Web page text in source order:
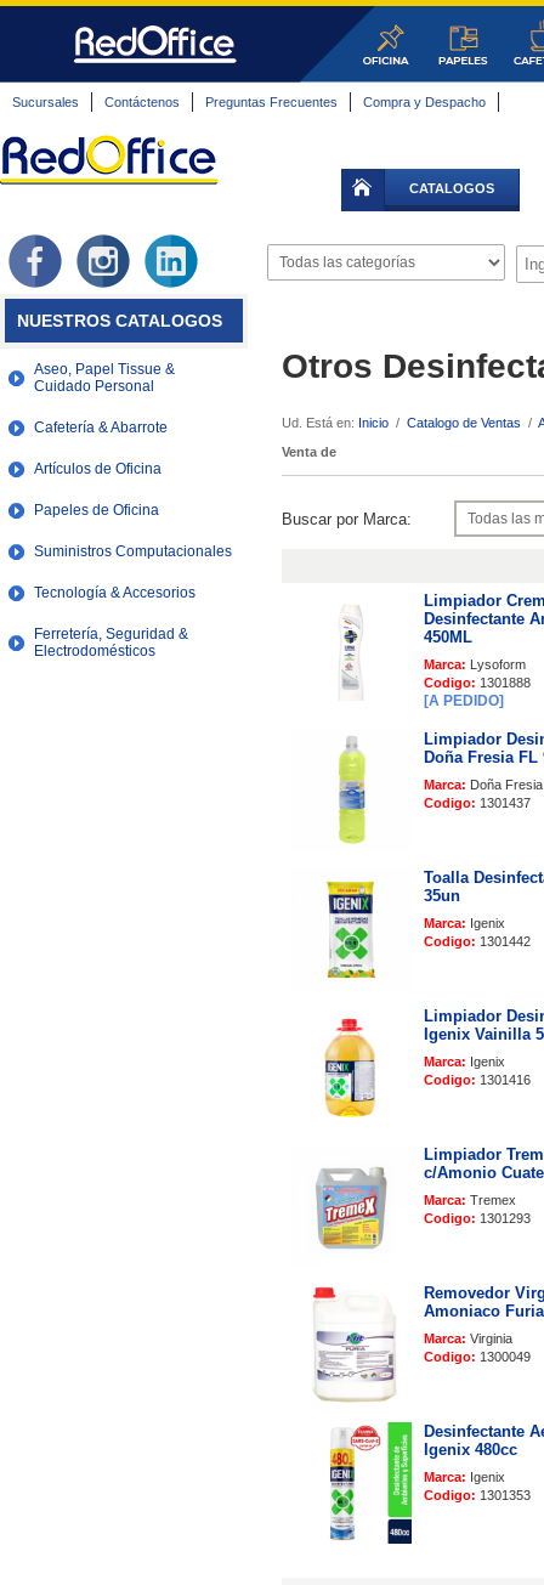
Sucursales Contáctenos Preguntas Frecuentes Compra y Despacho
CATALOGOS
NUESTROS CATALOGOS
Aseo, Papel Tissue &
Cuidado Personal
Cafetería & Abarrote
Artículos de Oficina
Papeles de Oficina
Suministros Computacionales
Tecnología & Accesorios
Ferretería, Seguridad &
Electrodomésticos
Otros
Ud. Está en: Inicio / Catalogo de Ventas /
Venta de
Buscar por Marca:
Limpiador
Desinfectante
450ML
Marca: Lysoform
Codigo: 1301888
[A PEDIDO]
Limpiador
Doña Fresia FL
Marca: Doña Fresia
Codigo: 1301437
Toalla
35un
Marca: Igenix
Codigo: 1301442
Limpiador
Igenix Vainilla
Marca: Igenix
Codigo: 1301416
Limpiador
c/Amonio
Marca: Tremex
Codigo: 1301293
Removedor
Amoniaco
Marca: Virginia
Codigo: 1300049
Desinfectante
Igenix 480cc
Marca: Igenix
Codigo: 1301353